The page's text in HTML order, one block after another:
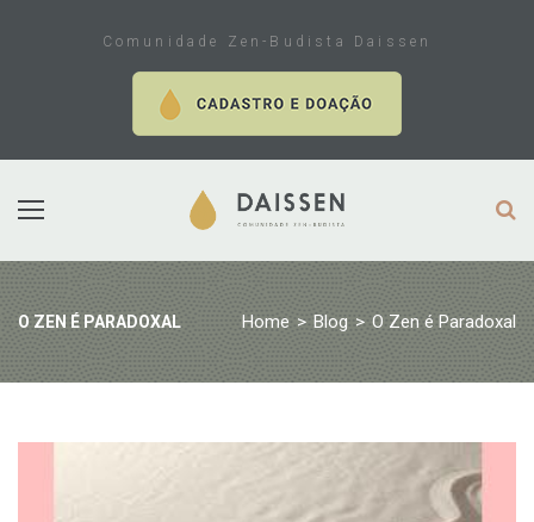
Comunidade Zen-Budista Daissen
O ZEN É PARADOXAL Home > Blog > O Zen é Paradoxal